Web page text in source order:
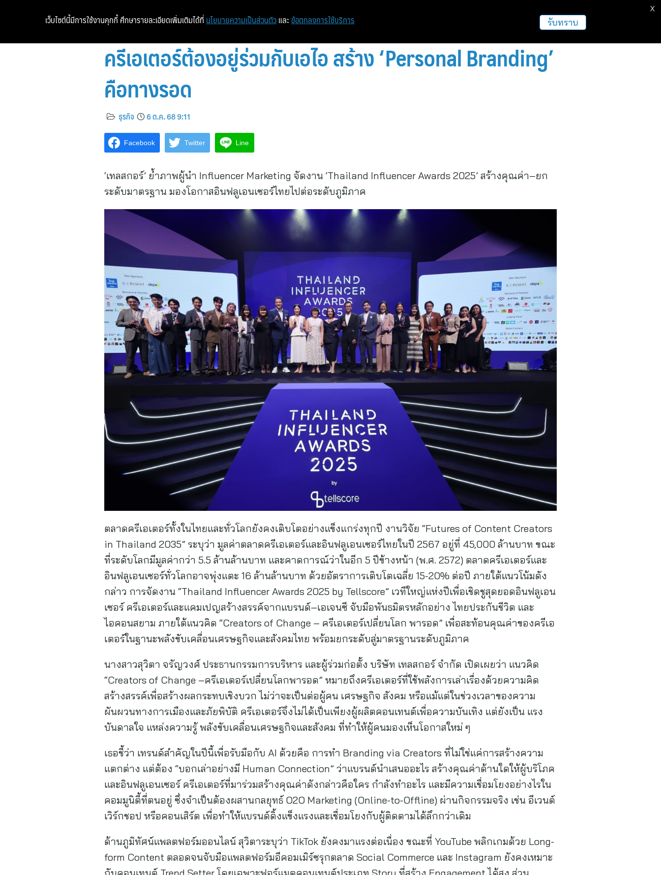
ครีเอเตอร์ต้องอยู่ร่วมกับเอไอ สร้าง ‘Personal Branding’
คือทางรอด
ธุรกิจ 6 ต.ค. 68 9:11
Facebook Twitter Line
‘เทลสกอร์’ ย้ำภาพผู้นำ Influencer Marketing จัดงาน ‘Thailand Influencer Awards 2025’ สร้างคุณค่า–ยก
ระดับมาตรฐาน มองโอกาสอินฟลูเอนเซอร์ไทยไปต่อระดับภูมิภาค
ตลาดครีเอเตอร์ทั้งในไทยและทั่วโลกยังคงเติบโตอย่างแข็งแกร่งทุกปี งานวิจัย “Futures of Content Creators
in Thailand 2035” ระบุว่า มูลค่าตลาดครีเอเตอร์และอินฟลูเอนเซอร์ไทยในปี 2567 อยู่ที่ 45,000 ล้านบาท ขณะ
ที่ระดับโลกมีมูลค่ากว่า 5.5 ล้านล้านบาท และคาดการณ์ว่าในอีก 5 ปีข้างหน้า (พ.ศ. 2572) ตลาดครีเอเตอร์และ
อินฟลูเอนเซอร์ทั่วโลกอาจพุ่งแตะ 16 ล้านล้านบาท ด้วยอัตราการเติบโตเฉลี่ย 15-20% ต่อปี ภายใต้แนวโน้มดัง
กล่าว การจัดงาน “Thailand Influencer Awards 2025 by Tellscore” เวทีใหญ่แห่งปีเพื่อเชิดชูสุดยอดอินฟลูเอน
เซอร์ ครีเอเตอร์และแคมเปญสร้างสรรค์จากแบรนด์–เอเจนซี จับมือพันธมิตรหลักอย่าง ไทยประกันชีวิต และ
ไอคอนสยาม ภายใต้แนวคิด “Creators of Change – ครีเอเตอร์เปลี่ยนโลก พารอด” เพื่อสะท้อนคุณค่าของครีเอ
เตอร์ในฐานะพลังขับเคลื่อนเศรษฐกิจและสังคมไทย พร้อมยกระดับสู่มาตรฐานระดับภูมิภาค
นางสาวสุวิตา จรัญวงศ์ ประธานกรรมการบริหาร และผู้ร่วมก่อตั้ง บริษัท เทลสกอร์ จำกัด เปิดเผยว่า แนวคิด
“Creators of Change –ครีเอเตอร์เปลี่ยนโลกพารอด” หมายถึงครีเอเตอร์ที่ใช้พลังการเล่าเรื่องด้วยความคิด
สร้างสรรค์เพื่อสร้างผลกระทบเชิงบวก ไม่ว่าจะเป็นต่อผู้คน เศรษฐกิจ สังคม หรือแม้แต่ในช่วงเวลาของความ
ผันผวนทางการเมืองและภัยพิบัติ ครีเอเตอร์จึงไม่ได้เป็นเพียงผู้ผลิตคอนเทนต์เพื่อความบันเทิง แต่ยังเป็น แรง
บันดาลใจ แหล่งความรู้ พลังขับเคลื่อนเศรษฐกิจและสังคม ที่ทำให้ผู้คนมองเห็นโอกาสใหม่ ๆ
เธอชี้ว่า เทรนด์สำคัญในปีนี้เพื่อรับมือกับ AI ด้วยคือ การทำ Branding via Creators ที่ไม่ใช่แค่การสร้างความ
แตกต่าง แต่ต้อง “บอกเล่าอย่างมี Human Connection” ว่าแบรนด์นำเสนออะไร สร้างคุณค่าด้านใดให้ผู้บริโภค
และอินฟลูเอนเซอร์ ครีเอเตอร์ที่มาร่วมสร้างคุณค่าดังกล่าวคือใคร กำลังทำอะไร และมีความเชื่อมโยงอย่างไรใน
คอมมูนิตี้ที่ตนอยู่ ซึ่งจำเป็นต้องผสานกลยุทธ์ O2O Marketing (Online-to-Offline) ผ่านกิจกรรมจริง เช่น อีเวนต์
เวิร์กชอป หรือคอนเสิร์ต เพื่อทำให้แบรนด์ดิ้งแข็งแรงและเชื่อมโยงกับผู้ติดตามได้ลึกกว่าเดิม
ด้านภูมิทัศน์แพลตฟอร์มออนไลน์ สุวิตาระบุว่า TikTok ยังคงมาแรงต่อเนื่อง ขณะที่ YouTube พลิกเกมด้วย Long-
form Content ตลอดจนจับมือแพลตฟอร์มอีคอมเมิร์ซรุกตลาด Social Commerce และ Instagram ยังคงเหมาะ
เว็บไซต์นี้มีการใช้งานคุกกี้ ศึกษารายละเอียดเพิ่มเติมได้ที่ นโยบายความเป็นส่วนตัว และ ข้อตกลงการใช้บริการ รับทราบ
X